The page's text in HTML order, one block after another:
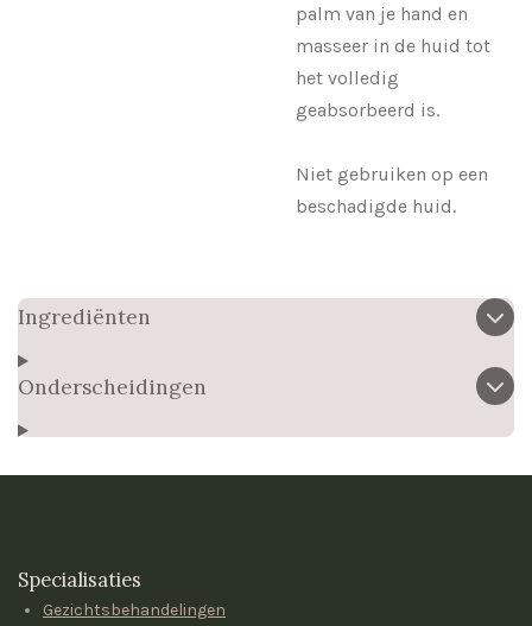
palm van je hand en
masseer in de huid tot
het volledig
geabsorbeerd is.
Niet gebruiken op een
beschadigde huid.
Ingrediënten
Onderscheidingen
Specialisaties
Gezichtsbehandelingen